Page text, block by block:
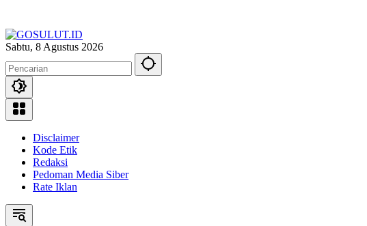
Sabtu, 8 Agustus 2026
Disclaimer
Kode Etik
Redaksi
Pedoman Media Siber
Rate Iklan